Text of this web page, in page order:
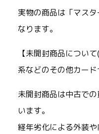
実物の商品は「マス
なります。
【未開封商品につい
系などのその他カード
未開封商品は中古で
います。
経年劣化による外装